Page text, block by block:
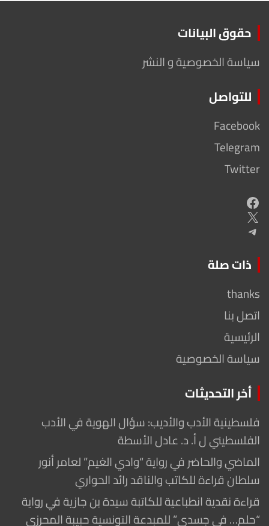
حقوق البيانات
سياسة الخصوصية و النشر
للتواصل
Facebook
Telegram
Twitter
Facebook
X
Telegram
ذات صلة
thanks
اتصل بنا
الرئيسية
سياسة الخصوصية
أخر التحديثات
فلسطينية الأدب والأديب: سؤال الهوية في الأدب
الفلسطيني ل أ. د. عادل الأسطة
الماضي والحاضر في رواية “وادي الغيم” لعامر أنور
سلطان قراءة للكاتب والناقد رائد الحواري
قراءة نقدية انطباعية للكاتبة سيدة بن جازية في رواية
“حلم… في جسدي” للمبدعة التونسية حبيبة المحرزي